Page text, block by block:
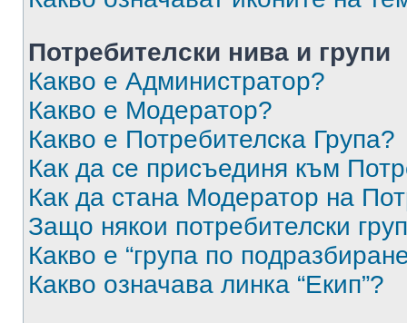
Потребителски нива и групи
Какво е Администратор?
Какво е Модератор?
Какво е Потребителска Група?
Как да се присъединя към
Как да стана Модератор на
Защо някои потребителски
Какво е “група по
Какво означава линка “Екип”?